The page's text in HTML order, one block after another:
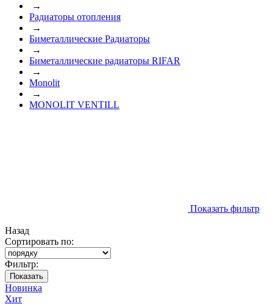
→
Радиаторы отопления
→
Биметаллические Радиаторы
→
Биметаллические радиаторы RIFAR
→
Monolit
→
MONOLIT VENTILL
Показать фильтр
Назад
Сортировать по:
Фильтр:
Показать
Новинка
Хит